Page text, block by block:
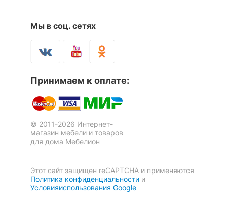
комплект
ОСОБЕННОСТИ ПРИМЕНЕНИЯ
помещения
Прихожая, Спальня
Угол правый
Скрыть
53 365 р.
Шкаф-купе Марвин-3
СТЛ.299.05
4 отзыва
Шкаф-купе Мебелайн-9
Мы в соц. сетях
Принимаем к оплате:
© 2011-2026 Интернет-
магазин мебели и товаров
для дома Мебелион
Этот сайт защищен reCAPTCHA и применяются
Политика конфиденциальности и
Условияиспользования Google